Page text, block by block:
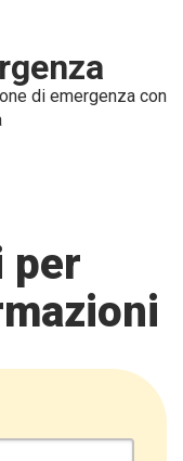
di emergenza con
per